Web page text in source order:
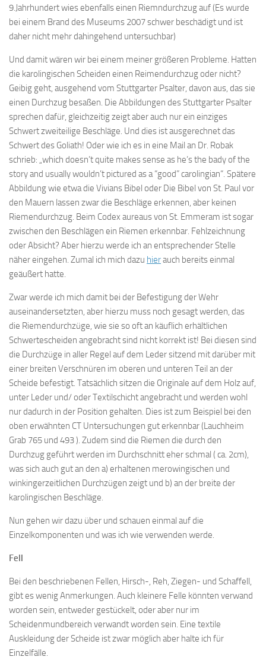
9.Jahrhundert wies ebenfalls einen Riemndurchzug auf (Es wurde
bei einem Brand des Museums 2007 schwer beschädigt und ist
daher nicht mehr dahingehend untersuchbar)
Und damit wären wir bei einem meiner größeren Probleme. Hatten
die karolingischen Scheiden einen Reimendurchzug oder nicht?
Geibig geht, ausgehend vom Stuttgarter Psalter, davon aus, das sie
einen Durchzug besaßen. Die Abbildungen des Stuttgarter Psalter
sprechen dafür, gleichzeitig zeigt aber auch nur ein einziges
Schwert zweiteilige Beschläge. Und dies ist ausgerechnet das
Schwert des Goliath! Oder wie ich es in eine Mail an Dr. Robak
schrieb: „which doesn’t quite makes sense as he’s the bady of the
story and usually wouldn’t pictured as a “good” carolingian“. Spätere
Abbildung wie etwa die Vivians Bibel oder Die Bibel von St. Paul vor
den Mauern lassen zwar die Beschläge erkennen, aber keinen
Riemendurchzug. Beim Codex aureaus von St. Emmeram ist sogar
zwischen den Beschlägen ein Riemen erkennbar. Fehlzeichnung
oder Absicht? Aber hierzu werde ich an entsprechender Stelle
näher eingehen. Zumal ich mich dazu hierauch bereits einmal
geäußert hatte.
Zwar werde ich mich damit bei der Befestigung der Wehr
auseinandersetzten, aber hierzu muss noch gesagt werden, das
die Riemendurchzüge, wie sie so oft an käuflich erhältlichen
Schwertescheiden angebracht sind nicht korrekt ist! Bei diesen sind
die Durchzüge in aller Regel auf dem Leder sitzend mit darüber mit
einer breiten Verschnüren im oberen und unteren Teil an der
Scheide befestigt. Tatsächlich sitzen die Originale auf dem Holz auf,
unter Leder und/ oder Textilschicht angebracht und werden wohl
nur dadurch in der Position gehalten. Dies ist zum Beispiel bei den
oben erwähnten CT Untersuchungen gut erkennbar (Lauchheim
Grab 765 und 493 ). Zudem sind die Riemen die durch den
Durchzug geführt werden im Durchschnitt eher schmal ( ca. 2cm),
was sich auch gut an den a) erhaltenen merowingischen und
winkingerzeitlichen Durchzügen zeigt und b) an der breite der
karolingischen Beschläge.
Nun gehen wir dazu über und schauen einmal auf die
Einzelkomponenten und was ich wie verwenden werde.
Fell
Bei den beschriebenen Fellen, Hirsch-, Reh, Ziegen- und Schaffell,
gibt es wenig Anmerkungen. Auch kleinere Felle könnten verwand
worden sein, entweder gestückelt, oder aber nur im
Scheidenmundbereich verwandt worden sein. Eine textile
Auskleidung der Scheide ist zwar möglich aber halte ich für
Einzelfälle.